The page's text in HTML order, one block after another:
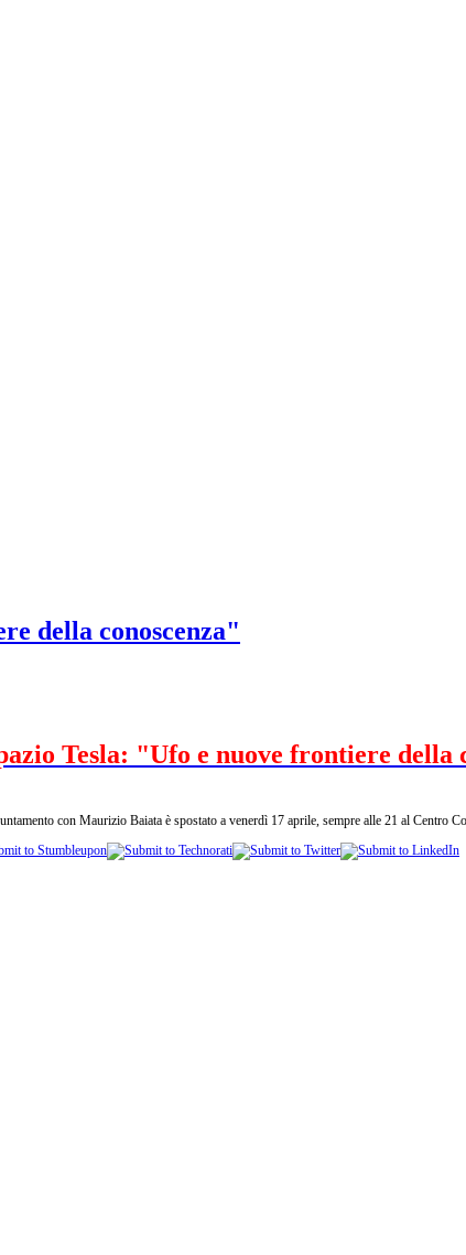
della conoscenza"
Tesla: "Ufo e nuove frontiere della
con Maurizio Baiata è spostato a venerdì 17 aprile, sempre alle 21 al Centro